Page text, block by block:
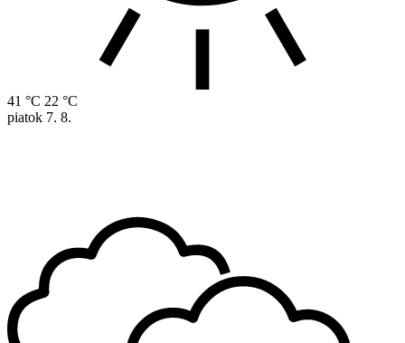
41 °C 22 °C
piatok 7. 8.